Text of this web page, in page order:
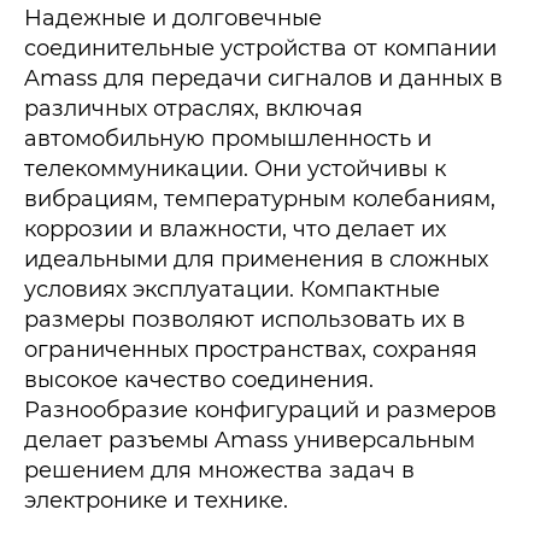
Надежные и долговечные
соединительные устройства от компании
Amass для передачи сигналов и данных в
различных отраслях, включая
автомобильную промышленность и
телекоммуникации. Они устойчивы к
вибрациям, температурным колебаниям,
коррозии и влажности, что делает их
идеальными для применения в сложных
условиях эксплуатации. Компактные
размеры позволяют использовать их в
ограниченных пространствах, сохраняя
высокое качество соединения.
Разнообразие конфигураций и размеров
делает разъемы Amass универсальным
решением для множества задач в
электронике и технике.